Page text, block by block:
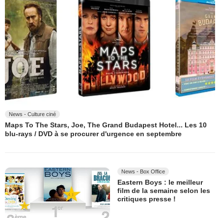
News - Culture ciné
Maps To The Stars, Joe, The Grand Budapest Hotel... Les 10
blu-rays / DVD à se procurer d'urgence en septembre
News - Box Office
Eastern Boys : le meilleur
film de la semaine selon les
critiques presse !